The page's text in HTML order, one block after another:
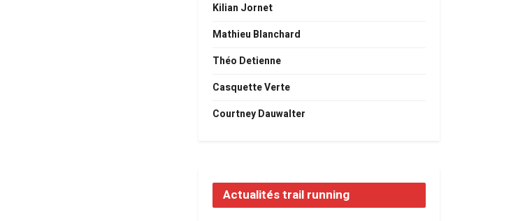
Kilian Jornet
Mathieu Blanchard
Théo Detienne
Casquette Verte
Courtney Dauwalter
Actualités trail running